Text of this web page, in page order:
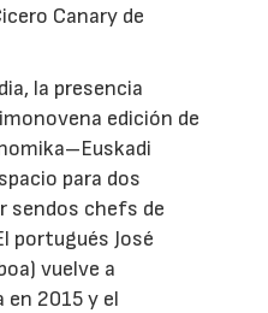
Canary de
la presencia
edición de
para dos
sendos chefs de
portugués José
vuelve a
2015 y el